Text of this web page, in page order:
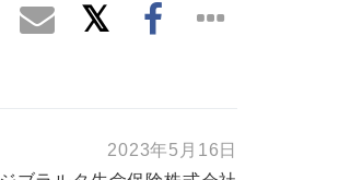
2023年5月16日